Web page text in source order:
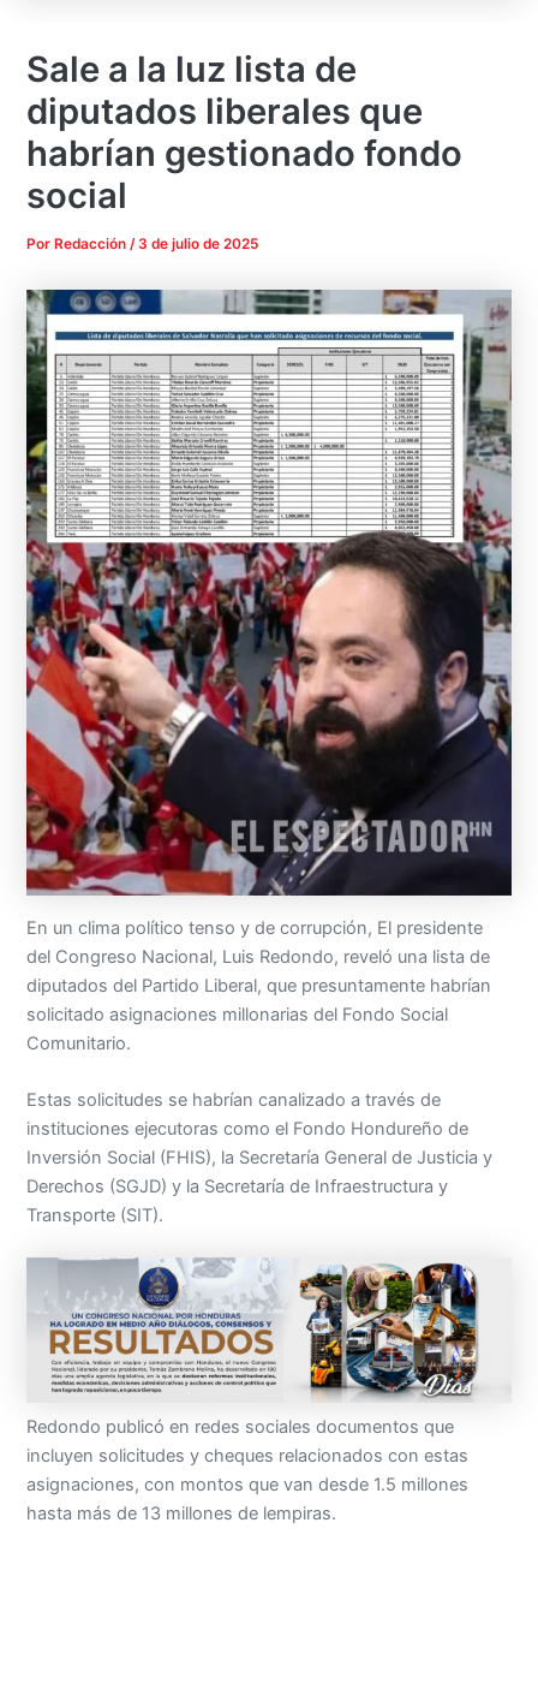
Sale a la luz lista de
diputados liberales que
habrían gestionado fondo
social
Por Redacción/ 3 de julio de 2025
En un clima político tenso y de corrupción, El presidente
del Congreso Nacional, Luis Redondo, reveló una lista de
diputados del Partido Liberal, que presuntamente habrían
solicitado asignaciones millonarias del Fondo Social
Comunitario.
Estas solicitudes se habrían canalizado a través de
instituciones ejecutoras como el Fondo Hondureño de
Inversión Social (FHIS), la Secretaría General de Justicia y
Derechos (SGJD) y la Secretaría de Infraestructura y
Transporte (SIT).
Redondo publicó en redes sociales documentos que
incluyen solicitudes y cheques relacionados con estas
asignaciones, con montos que van desde 1.5 millones
hasta más de 13 millones de lempiras.